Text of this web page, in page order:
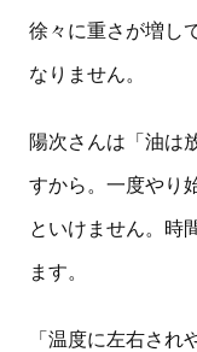
徐々に重さが増し
なりません。
陽次さんは「油は
すから。一度やり
といけません。時
ます。
「温度に左右さ